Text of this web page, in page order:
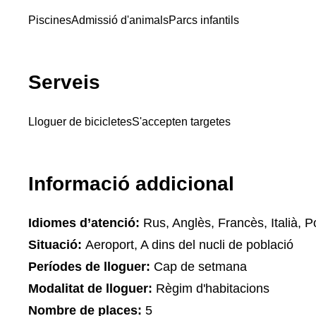
PiscinesAdmissió d'animalsParcs infantils
Serveis
Lloguer de bicicletesS'accepten targetes
Informació addicional
Idiomes d’atenció: Rus, Anglès, Francès, Italià,
Situació: Aeroport, A dins del nucli de població
Períodes de lloguer: Cap de setmana
Modalitat de lloguer: Règim d'habitacions
Nombre de places: 5